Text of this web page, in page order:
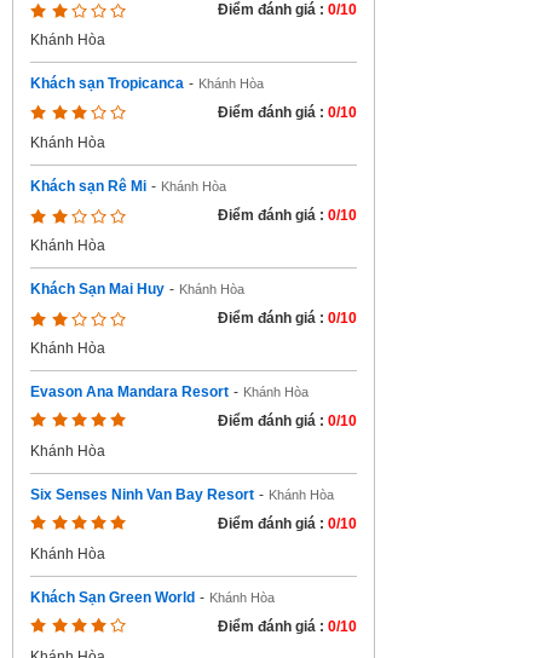
Điểm đánh giá : 0/10
Khánh Hòa
Khách sạn Tropicanca - Khánh Hòa
Điểm đánh giá : 0/10
Khánh Hòa
Khách sạn Rê Mi - Khánh Hòa
Điểm đánh giá : 0/10
Khánh Hòa
Khách Sạn Mai Huy - Khánh Hòa
Điểm đánh giá : 0/10
Khánh Hòa
Evason Ana Mandara Resort - Khánh Hòa
Điểm đánh giá : 0/10
Khánh Hòa
Six Senses Ninh Van Bay Resort - Khánh Hòa
Điểm đánh giá : 0/10
Khánh Hòa
Khách Sạn Green World - Khánh Hòa
Điểm đánh giá : 0/10